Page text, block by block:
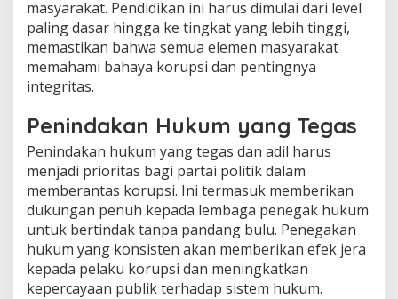
masyarakat. Pendidikan ini harus dimulai dari level
paling dasar hingga ke tingkat yang lebih tinggi,
memastikan bahwa semua elemen masyarakat
memahami bahaya korupsi dan pentingnya
integritas.
Penindakan Hukum yang Tegas
Penindakan hukum yang tegas dan adil harus
menjadi prioritas bagi partai politik dalam
memberantas korupsi. Ini termasuk memberikan
dukungan penuh kepada lembaga penegak hukum
untuk bertindak tanpa pandang bulu. Penegakan
hukum yang konsisten akan memberikan efek jera
kepada pelaku korupsi dan meningkatkan
kepercayaan publik terhadap sistem hukum.